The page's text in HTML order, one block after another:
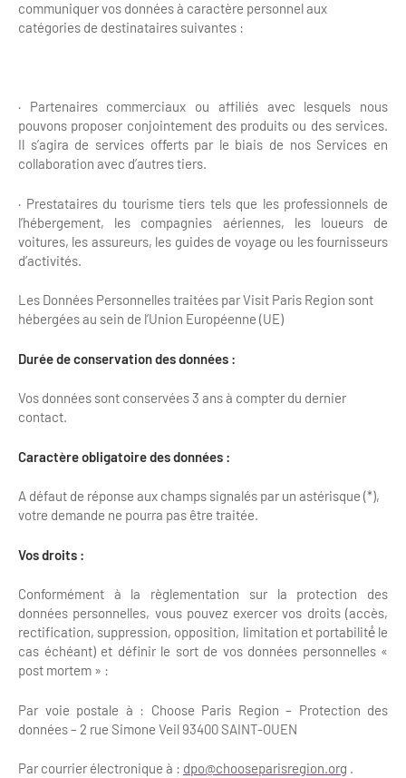
communiquer vos données à caractère personnel aux
catégories de destinataires suivantes :
· Partenaires commerciaux ou affiliés avec lesquels nous
pouvons proposer conjointement des produits ou des services.
Il s’agira de services offerts par le biais de nos Services en
collaboration avec d’autres tiers.
· Prestataires du tourisme tiers tels que les professionnels de
l’hébergement, les compagnies aériennes, les loueurs de
voitures, les assureurs, les guides de voyage ou les fournisseurs
d’activités.
Les Données Personnelles traitées par Visit Paris Region sont
hébergées au sein de l’Union Européenne (UE)
Durée de conservation des données :
Vos données sont conservées 3 ans à compter du dernier
contact.
Caractère obligatoire des données :
A défaut de réponse aux champs signalés par un astérisque (*),
votre demande ne pourra pas être traitée.
Vos droits :
Conformément à la règlementation sur la protection des
données personnelles, vous pouvez exercer vos droits (accès,
rectification, suppression, opposition, limitation et portabilité́ le
cas échéant) et définir le sort de vos données personnelles «
post mortem » :
Par voie postale à : Choose Paris Region – Protection des
données – 2 rue Simone Veil 93400 SAINT-OUEN
Par courrier électronique à : dpo@chooseparisregion.org .